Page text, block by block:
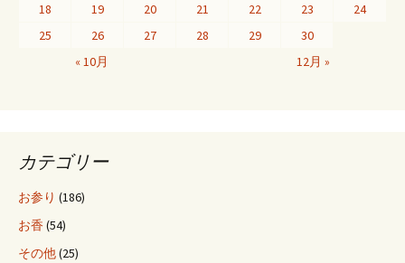
ー
ョ
ン
18
19 20 21 22 23
24
25
26 27 28 29
30
« 10月
12月 »
カテゴリー
お参り (186)
お香(54)
その他(25)